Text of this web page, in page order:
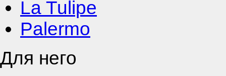
La Tulipe
Palermo
Для него